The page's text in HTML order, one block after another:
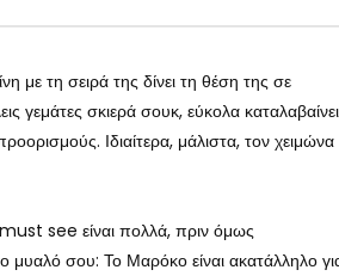
τη σειρά της δίνει τη θέση της σε
γεμάτες σκιερά σουκ, εύκολα καταλαβαίνει
Ιδιαίτερα, μάλιστα, τον χειμώνα
must see είναι πολλά, πριν όμως
μυαλό σου: Το Μαρόκο είναι ακατάλληλο